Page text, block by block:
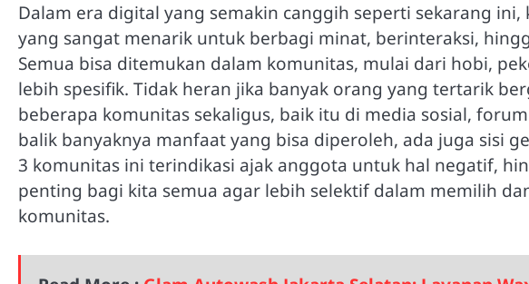
Dalam era digital yang semakin canggih seperti sekarang
yang sangat menarik untuk berbagi minat, berinteraksi,
Semua bisa ditemukan dalam komunitas, mulai dari hobi,
lebih spesifik. Tidak heran jika banyak orang yang tertarik
beberapa komunitas sekaligus, baik itu di media sosial,
balik banyaknya manfaat yang bisa diperoleh, ada juga sisi
3 komunitas ini terindikasi ajak anggota untuk hal negatif,
penting bagi kita semua agar lebih selektif dalam memilih
komunitas.